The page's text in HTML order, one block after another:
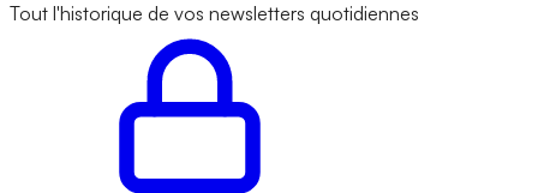
Tout l'historique de vos newsletters quotidiennes